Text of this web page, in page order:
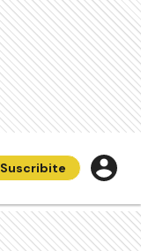
Suscribite